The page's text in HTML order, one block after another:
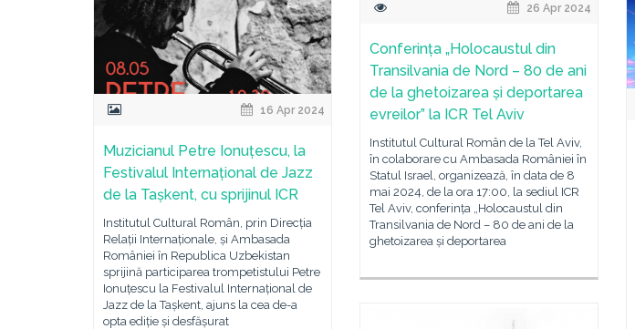
26 Apr 2024
Conferința „Holocaustul din
Transilvania de Nord – 80 de ani
de la ghetoizarea și deportarea
evreilor” la ICR Tel Aviv
Institutul Cultural Român de la Tel Aviv,
în colaborare cu Ambasada României în
Statul Israel, organizează, în data de 8
mai 2024, de la ora 17:00, la sediul ICR
Tel Aviv, conferința „Holocaustul din
Transilvania de Nord – 80 de ani de la
ghetoizarea și deportarea
16 Apr 2024
Muzicianul Petre Ionuțescu, la
Festivalul Internațional de Jazz
de la Tașkent, cu sprijinul ICR
Institutul Cultural Român, prin Direcția
Relații Internaționale, și Ambasada
României în Republica Uzbekistan
sprijină participarea trompetistului Petre
Ionuțescu la Festivalul Internațional de
Jazz de la Tașkent, ajuns la cea de-a
opta ediție și desfășurat